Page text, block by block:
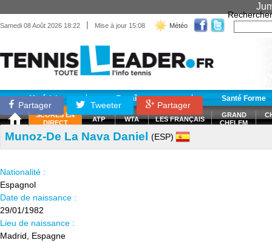
Samedi 08 Août 2026 18:22 | Mise à jour 15:08 Météo
Rechercher
Matériel Entraînement Santé Forme
SCORES EN
DIRECT
ATP WTA LES FRANÇAIS
GRAND
CHELEM
Partager Tweeter Partager
Munoz-De La Nava Daniel (ESP)
Nationalité :
Espagnol
Date de naissance :
29/01/1982
Lieu de naissance :
Madrid, Espagne